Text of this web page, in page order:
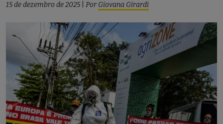
15 de dezembro de 2025 Por Giovana Girardi